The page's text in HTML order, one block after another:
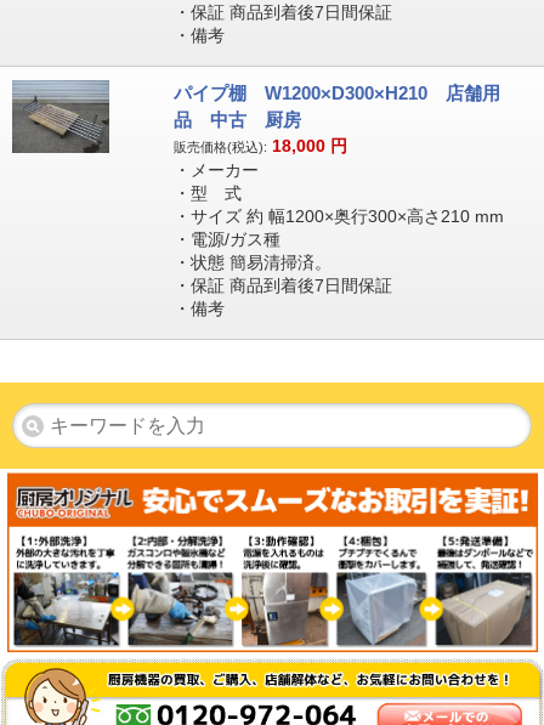
・保証 商品到着後7日間保証
・備考
パイプ棚 W1200×D300×H210 店舗用
品 中古 厨房
販売価格(税込): 18,000 円
・メーカー
・型 式
・サイズ 約 幅1200×奥行300×高さ210 mm
・電源/ガス種
・状態 簡易清掃済。
・保証 商品到着後7日間保証
・備考